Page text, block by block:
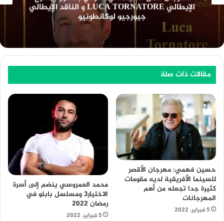
” بسينما الهناجر السبت المقبل
مقالات ذات صلة
حسين فهمي: مهرجان الأقصر
للسينما الأفريقية لديه مقومات
كثيرة جدا تجعله من أهم
المهرجانات
5 فبراير، 2022
محمد العمروسي ينضم إلى أسرة
الاختيار3 ومسلسل بابلو في
رمضان 2022
5 فبراير، 2022